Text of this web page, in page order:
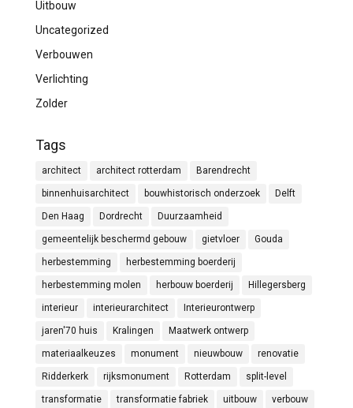
Uitbouw
Uncategorized
Verbouwen
Verlichting
Zolder
Tags
architect architect rotterdam Barendrecht
binnenhuisarchitect bouwhistorisch onderzoek Delft
Den Haag Dordrecht Duurzaamheid
gemeentelijk beschermd gebouw gietvloer Gouda
herbestemming herbestemming boerderij
herbestemming molen herbouw boerderij Hillegersberg
interieur interieurarchitect Interieurontwerp
jaren'70 huis Kralingen Maatwerk ontwerp
materiaalkeuzes monument nieuwbouw renovatie
Ridderkerk rijksmonument Rotterdam split-level
transformatie transformatie fabriek uitbouw verbouw